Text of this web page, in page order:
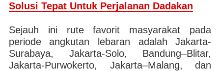
Solusi Tepat Untuk Perjalanan Dadakan
Sejauh ini rute favorit masyarakat pada
periode angkutan lebaran adalah Jakarta-
Surabaya, Jakarta-Solo, Bandung–Blitar,
Jakarta-Purwokerto, Jakarta–Malang, dan